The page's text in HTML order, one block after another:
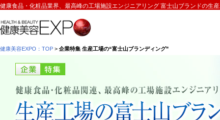
健康食品・化粧品業界、最高峰の工場施設エンジニアリング 富士山ブランドの生
健康美容EXPO：TOP > 企業特集 生産工場の“富士山ブランディング”